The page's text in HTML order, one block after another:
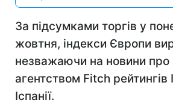
За підсумками торгів у
жовтня, індекси Європи
незважаючи на новини про
агентством Fitch рейтингів
Іспанії.